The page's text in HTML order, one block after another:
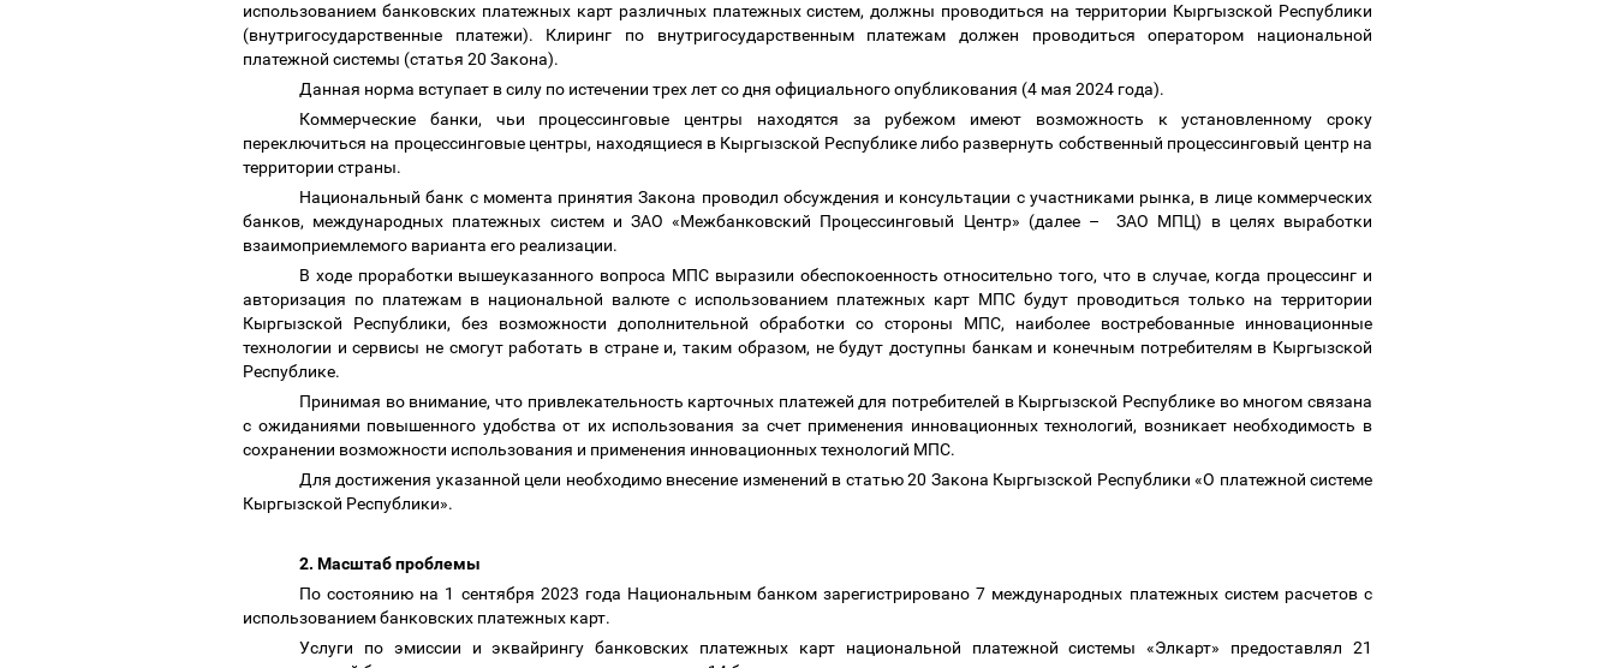
использованием банковских платежных карт различных платежных систем, должны проводиться на территории Кыргызской Республики
(внутригосударственные платежи). Клиринг по внутригосударственным платежам должен проводиться оператором национальной
платежной системы (статья 20 Закона).
Данная норма вступает в силу по истечении трех лет со дня официального опубликования (4 мая 2024 года).
Коммерческие банки, чьи процессинговые центры находятся за рубежом имеют возможность к установленному сроку
переключиться на процессинговые центры, находящиеся в Кыргызской Республике либо развернуть собственный процессинговый центр на
территории страны.
Национальный банк с момента принятия Закона проводил обсуждения и консультации с участниками рынка, в лице коммерческих
банков, международных платежных систем и ЗАО «Межбанковский Процессинговый Центр» (далее – ЗАО МПЦ) в целях выработки
взаимоприемлемого варианта его реализации.
В ходе проработки вышеуказанного вопроса МПС выразили обеспокоенность относительно того, что в случае, когда процессинг и
авторизация по платежам в национальной валюте с использованием платежных карт МПС будут проводиться только на территории
Кыргызской Республики, без возможности дополнительной обработки со стороны МПС, наиболее востребованные инновационные
технологии и сервисы не смогут работать в стране и, таким образом, не будут доступны банкам и конечным потребителям в Кыргызской
Республике.
Принимая во внимание, что привлекательность карточных платежей для потребителей в Кыргызской Республике во многом связана
с ожиданиями повышенного удобства от их использования за счет применения инновационных технологий, возникает необходимость в
сохранении возможности использования и применения инновационных технологий МПС.
Для достижения указанной цели необходимо внесение изменений в статью 20 Закона Кыргызской Республики «О платежной системе
Кыргызской Республики».
2. Масштаб проблемы
По состоянию на 1 сентября 2023 года Национальным банком зарегистрировано 7 международных платежных систем расчетов с
использованием банковских платежных карт.
Услуги по эмиссии и эквайрингу банковских платежных карт национальной платежной системы «Элкарт» предоставлял 21